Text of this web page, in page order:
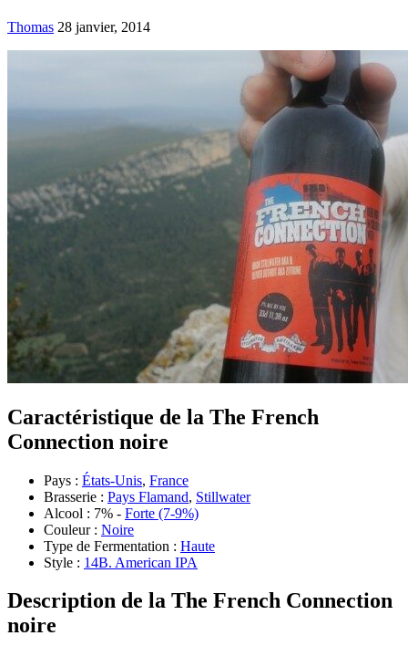
Thomas 28 janvier, 2014
Caractéristique de la The French
Connection noire
Pays : États-Unis, France
Brasserie : Pays Flamand, Stillwater
Alcool : 7% - Forte (7-9%)
Couleur : Noire
Type de Fermentation : Haute
Style : 14B. American IPA
Description de la The French Connection
noire